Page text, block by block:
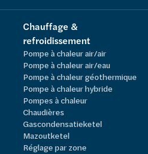
Chauffage &
refroidissement
Pompe à chaleur air/air
Pompe à chaleur air/eau
Pompe à chaleur géothermique
Pompe à chaleur hybride
Pompes à chaleur
Chaudières
Gascondensatieketel
Mazoutketel
Réglage par zone